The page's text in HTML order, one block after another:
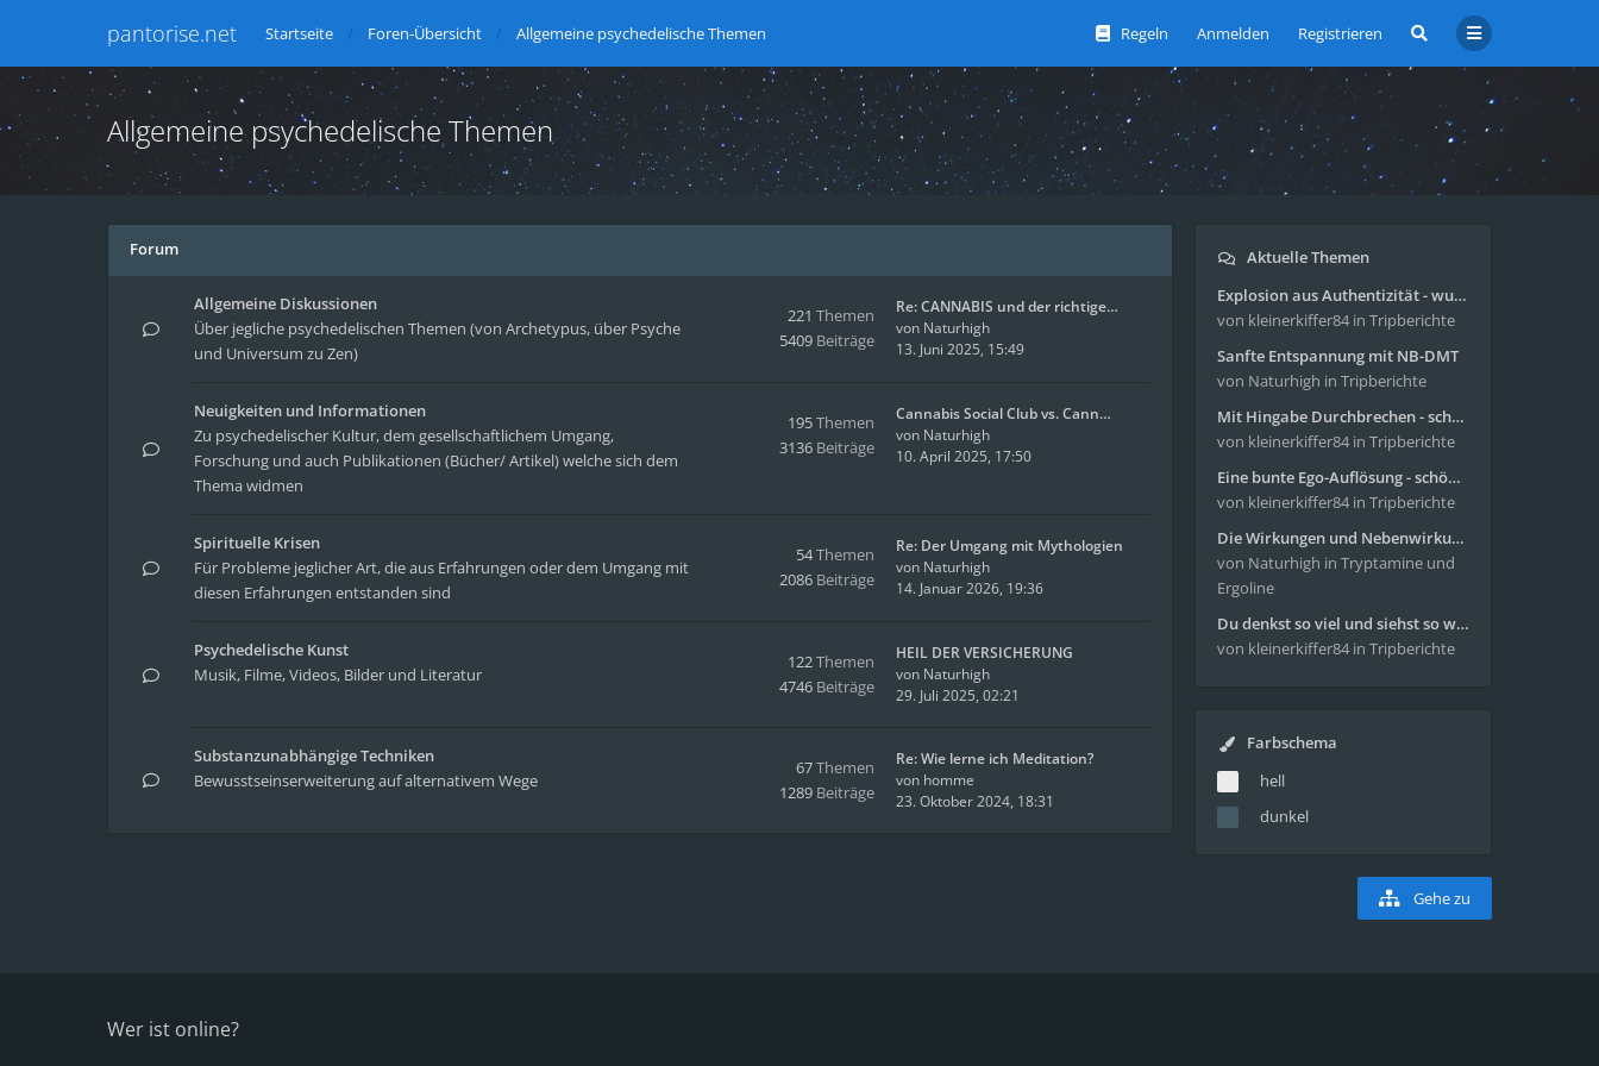
pantorise.net Regeln Anmelden Registrieren
Startseite Foren-Übersicht Allgemeine psychedelische Themen
Allgemeine psychedelische Themen
Forum
Allgemeine Diskussionen
Über jegliche psychedelischen Themen (von Archetypus, über Psyche
und Universum zu Zen)
221 Themen
5409 Beiträge
Re: CANNABIS und der richtige…
von Naturhigh
13. Juni 2025, 15:49
Neuigkeiten und Informationen
Zu psychedelischer Kultur, dem gesellschaftlichem Umgang,
Forschung und auch Publikationen (Bücher/ Artikel) welche sich dem
Thema widmen
195Themen
3136 Beiträge
Cannabis Social Club vs. Cann…
von Naturhigh
10. April 2025, 17:50
Spirituelle Krisen
Für Probleme jeglicher Art, die aus Erfahrungen oder dem Umgang mit
diesen Erfahrungen entstanden sind
54Themen
2086 Beiträge
Re: Der Umgang mit Mythologien
von Naturhigh
14. Januar 2026, 19:36
Psychedelische Kunst
Musik, Filme, Videos, Bilder und Literatur
122Themen
4746 Beiträge
HEIL DER VERSICHERUNG
von Naturhigh
29. Juli 2025, 02:21
Substanzunabhängige Techniken
Bewusstseinserweiterung auf alternativem Wege
67Themen
1289 Beiträge
Re: Wie lerne ich Meditation?
von homme
23. Oktober 2024, 18:31
Aktuelle Themen
Explosion aus Authentizität - wunderbare Reise mit 4g Pilze
von kleinerkiffer84 in Tripberichte
Sanfte Entspannung mit NB-DMT
von Naturhigh in Tripberichte
Mit Hingabe Durchbrechen - schöne Reise mit 4g Pilze
von kleinerkiffer84 in Tripberichte
Eine bunte Ego-Auflösung - schöne Reise mit 4-AcO-DMT
von kleinerkiffer84 in Tripberichte
Die Wirkungen und Nebenwirkungen von LSD
von Naturhigh in Tryptamine und
Ergoline
Du denkst so viel und siehst so wenig - wunderbare Reise mit 4g Pilze
von kleinerkiffer84 in Tripberichte
Farbschema
hell
dunkel
Gehe zu
Wer ist online?